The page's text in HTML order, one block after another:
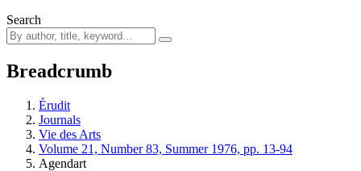
Search
Breadcrumb
Érudit
Journals
Vie des Arts
Volume 21, Number 83, Summer 1976, pp. 13-94
Agendart